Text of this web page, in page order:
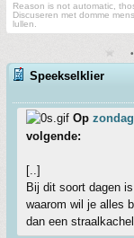
Reason is not automatic,
Discuseren met domme
lullen.
Speekselklier
Op
volgende:
[..]
Bij dit soort dagen
waarom wil je alles
dan een